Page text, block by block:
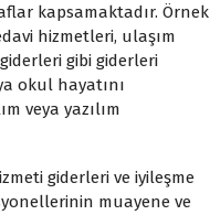
kapsamaktadır. Örnek
hizmetleri, ulaşım
gibi giderleri
okul hayatını
veya yazılım
giderleri ve iyileşme
muayene ve